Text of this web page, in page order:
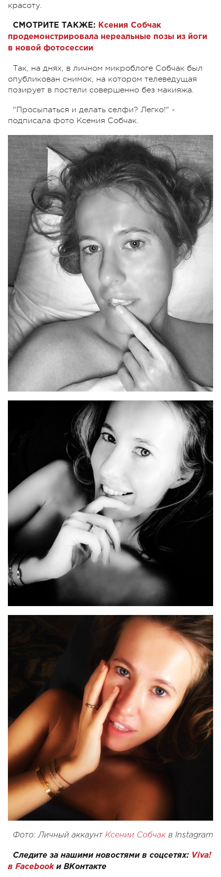
красоту.
СМОТРИТЕ ТАКЖЕ: Ксения Собчак
продемонстрировала нереальные позы из йоги
в новой фотосессии
Так, на днях, в личном микроблоге Собчак был
опубликован снимок, на котором телеведущая
позирует в постели совершенно без макияжа.
"Просыпаться и делать селфи? Легко!" -
подписала фото Ксения Собчак.
Фото: Личный аккаунт Ксении Собчак в Instagram
Следите за нашими новостями в соцсетях: Viva!
в Facebookи ВКонтакте